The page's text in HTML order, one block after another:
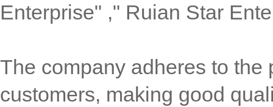
Enterprise" ," Ruian Star
The company adheres to
customers, making good